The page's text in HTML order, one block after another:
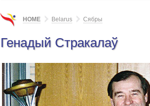
HOME Belarus Сябры
Генадый Стракалаў